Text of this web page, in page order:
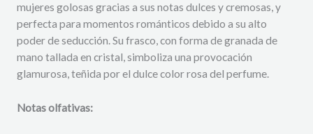
mujeres golosas gracias a sus notas dulces y cremosas, y
perfecta para momentos románticos debido a su alto
poder de seducción. Su frasco, con forma de granada de
mano tallada en cristal, simboliza una provocación
glamurosa, teñida por el dulce color rosa del perfume.
Notas olfativas: